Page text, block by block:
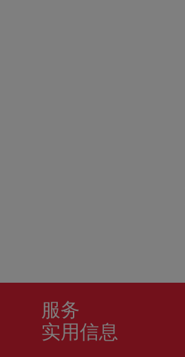
服务
实用信息